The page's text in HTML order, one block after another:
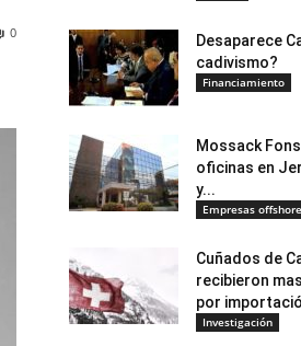
0
Desaparece
cadivismo?
Financiamiento
Mossack
oficinas en
y...
Empresas offshore
Cuñados de
recibieron
por
Investigación